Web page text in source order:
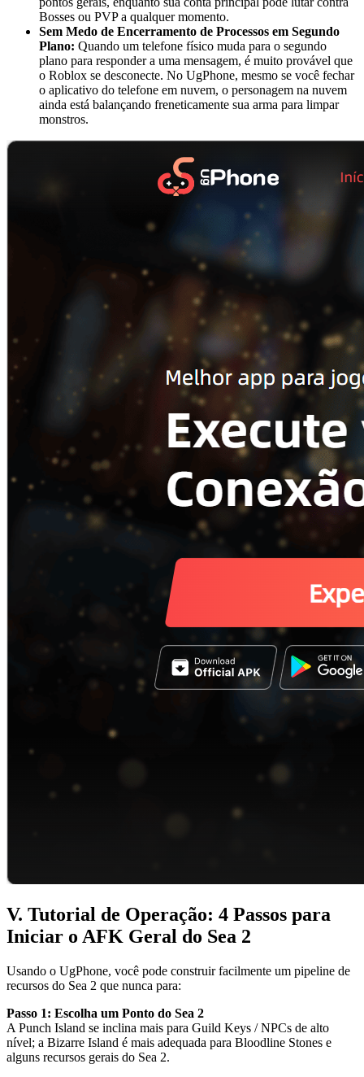
Bosses ou PVP a qualquer momento.
Sem Medo de Encerramento de Processos em Segundo
Plano: Quando um telefone físico muda para o segundo
plano para responder a uma mensagem, é muito provável que
o Roblox se desconecte. No UgPhone, mesmo se você fechar
o aplicativo do telefone em nuvem, o personagem na nuvem
ainda está balançando freneticamente sua arma para limpar
monstros.
V. Tutorial de Operação: 4 Passos para
Iniciar o AFK Geral do Sea 2
Usando o UgPhone, você pode construir facilmente um pipeline de
recursos do Sea 2 que nunca para:
Passo 1: Escolha um Ponto do Sea 2
A Punch Island se inclina mais para Guild Keys / NPCs de alto
nível; a Bizarre Island é mais adequada para Bloodline Stones e
alguns recursos gerais do Sea 2.